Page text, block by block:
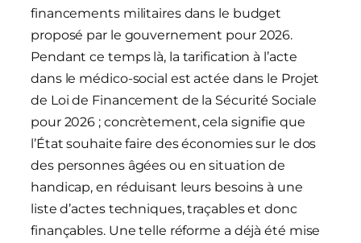
financements militaires dans le budget
proposé par le gouvernement pour 2026.
Pendant ce temps là, la tarification à l’acte
dans le médico-social est actée dans le Projet
de Loi de Financement de la Sécurité Sociale
pour 2026 ; concrètement, cela signifie que
l’État souhaite faire des économies sur le dos
des personnes âgées ou en situation de
handicap, en réduisant leurs besoins à une
liste d’actes techniques, traçables et donc
finançables. Une telle réforme a déjà été mise